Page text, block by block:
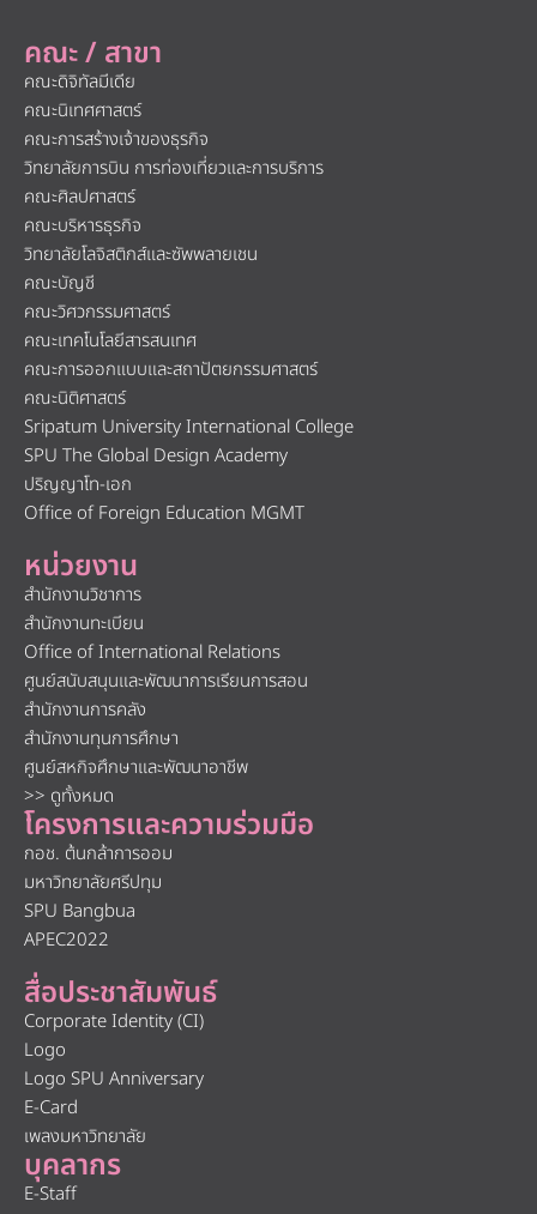
คณะ / สาขา
คณะดิจิทัลมีเดีย
คณะนิเทศศาสตร์
คณะการสร้างเจ้าของธุรกิจ
วิทยาลัยการบิน การท่องเที่ยวและการบริการ
คณะศิลปศาสตร์
คณะบริหารธุรกิจ
วิทยาลัยโลจิสติกส์และซัพพลายเชน
คณะบัญชี
คณะวิศวกรรมศาสตร์
คณะเทคโนโลยีสารสนเทศ
คณะการออกแบบและสถาปัตยกรรมศาสตร์
คณะนิติศาสตร์
Sripatum University International College
SPU The Global Design Academy
ปริญญาโท-เอก
Office of Foreign Education MGMT
หน่วยงาน
สำนักงานวิชาการ
สำนักงานทะเบียน
Office of International Relations
ศูนย์สนับสนุนและพัฒนาการเรียนการสอน
สำนักงานการคลัง
สำนักงานทุนการศึกษา
ศูนย์สหกิจศึกษาและพัฒนาอาชีพ
>> ดูทั้งหมด
โครงการและความร่วมมือ
กอช. ต้นกล้าการออม
มหาวิทยาลัยศรีปทุม
SPU Bangbua
APEC2022
สื่อประชาสัมพันธ์
Corporate Identity (CI)
Logo
Logo SPU Anniversary
E-Card
เพลงมหาวิทยาลัย
บุคลากร
E-Staff